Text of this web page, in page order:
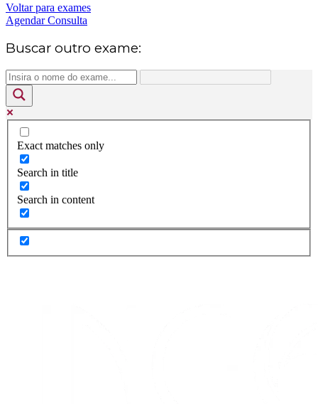
Voltar para exames
Agendar Consulta
Buscar outro exame:
Exact matches only
Search in title
Search in content